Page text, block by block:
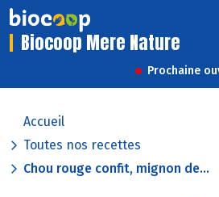
Biocoop Mere Nature
Prochaine
Accueil
Toutes nos recettes
Chou rouge confit, mignon de...